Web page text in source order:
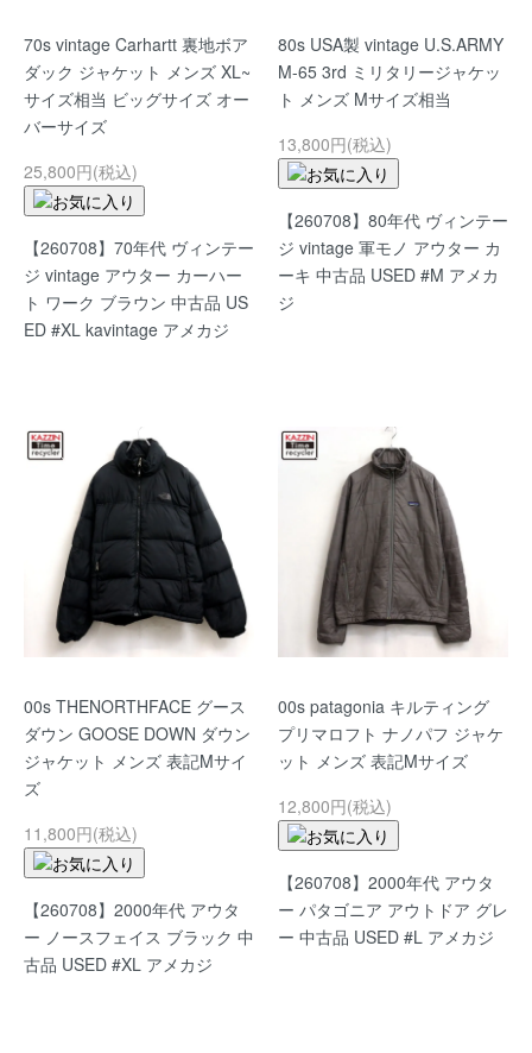
70s vintage Carhartt 裏地ボア
ダック ジャケット メンズ XL~
サイズ相当 ビッグサイズ オー
バーサイズ
25,800円(税込)
【260708】70年代 ヴィンテー
ジ vintage アウター カーハー
ト ワーク ブラウン 中古品 US
ED #XL kavintage アメカジ
80s USA製 vintage U.S.ARMY
M-65 3rd ミリタリージャケッ
ト メンズ Mサイズ相当
13,800円(税込)
【260708】80年代 ヴィンテー
ジ vintage 軍モノ アウター カ
ーキ 中古品 USED #M アメカ
ジ
00s THENORTHFACE グース
ダウン GOOSE DOWN ダウン
ジャケット メンズ 表記Mサイ
ズ
11,800円(税込)
【260708】2000年代 アウタ
ー ノースフェイス ブラック 中
古品 USED #XL アメカジ
00s patagonia キルティング
プリマロフト ナノパフ ジャケ
ット メンズ 表記Mサイズ
12,800円(税込)
【260708】2000年代 アウタ
ー パタゴニア アウトドア グレ
ー 中古品 USED #L アメカジ